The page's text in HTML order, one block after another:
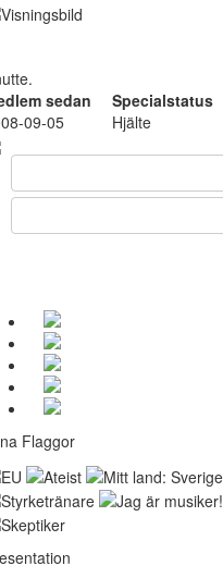
sedan
Specialstatus
09-05
Hjälte
Flaggor